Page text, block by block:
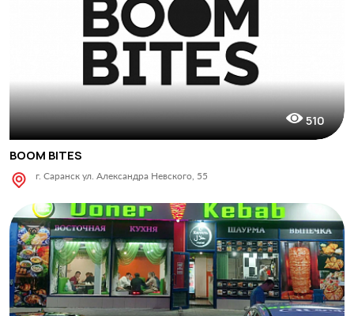
510
BOOM BITES
г. Саранск ул. Александра Невского, 55